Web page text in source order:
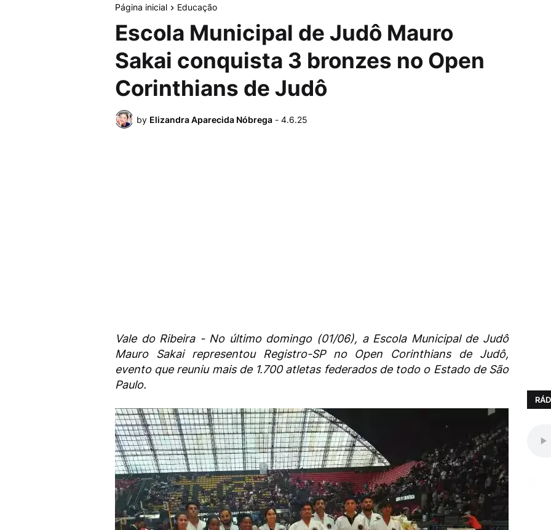
Página inicial Educação
Escola Municipal de Judô Mauro
Sakai conquista 3 bronzes no Open
Corinthians de Judô
by Elizandra Aparecida Nóbrega - 4.6.25
Vale do Ribeira - No último domingo (01/06), a Escola Municipal de Judô
Mauro Sakai representou Registro-SP no Open Corinthians de Judô,
evento que reuniu mais de 1.700 atletas federados de todo o Estado de São
Paulo.